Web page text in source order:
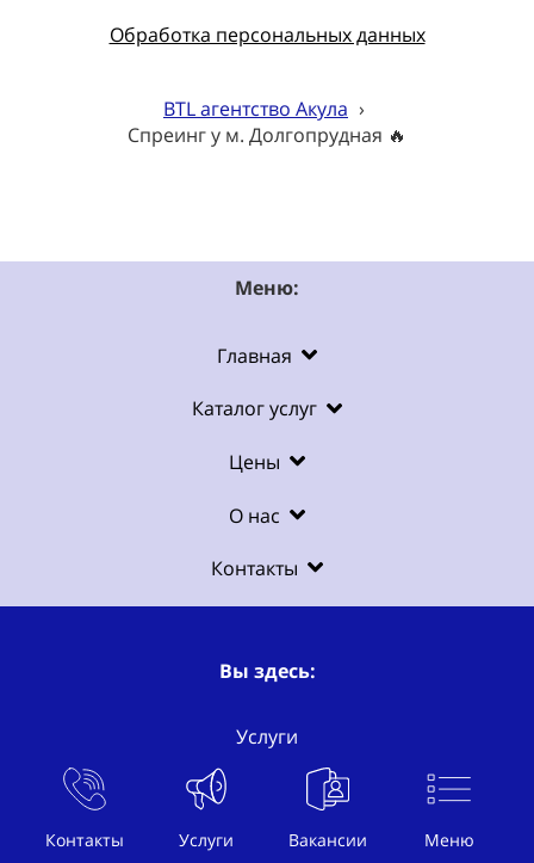
Контакты Услуги Вакансии Меню
Обработка персональных данных
BTL агентство Акула ›
Спреинг у м. Долгопрудная 🔥
Меню:
Главная
Каталог услуг
Цены
О нас
Контакты
Вы здесь:
Услуги
Рекламное BTL агентство